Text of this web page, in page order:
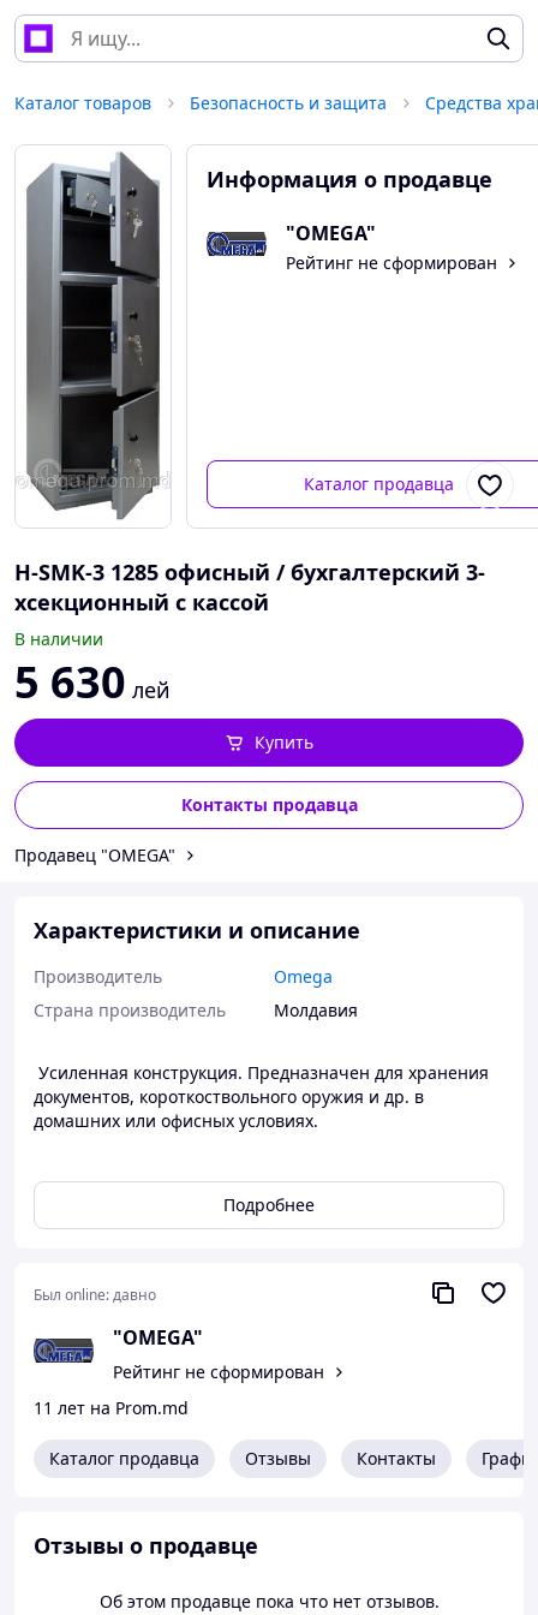
Каталог товаров Безопасность и защита
Информация о продавце
"OMEGA"
Рейтинг не сформирован
Каталог продавца
H-SMK-3 1285 офисный / бухгалтерский 3-
хсекционный с кассой
В наличии
5 630 лей
Контакты продавца
Купить
Продавец "OMEGA"
Характеристики и описание
Производитель
Omega
Страна производитель
Молдавия
Усиленная конструкция. Предназначен для хранения
документов, короткоствольного оружия и др. в
домашних или офисных условиях.
Габаритные размеры:
Высота— 1285 мм
Вес: 59 кг
Толщина стали 2 мм;
Дополнительная жесткость и взломостойкость
конструкции двери и корпуса;
Дверца установлена на внутренних шарнирах,
Толщина дверцы изделия 45 мм; за счет
захват и отжим;
Подробнее
Был online:давно
"OMEGA"
Рейтинг не сформирован
11 лет на Prom.md
Каталог продавца Отзывы Контакты
Отзывы о продавце
Об этом продавце пока что нет отзывов.